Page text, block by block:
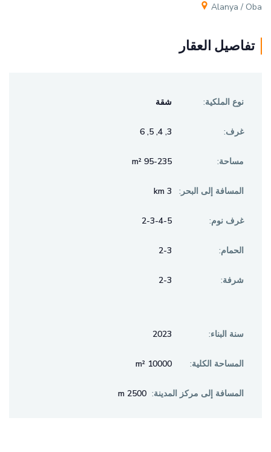
Alanya / Oba
تفاصيل العقار
نوع الملكية: شقة
غرف: 3, 4, 5, 6
مساحة: 95-235 m²
المسافة إلى البحر: 3 km
غرف نوم: 2-3-4-5
الحمام: 2-3
شرفة: 2-3
سنة البناء: 2023
المساحة الكلية: 10000 m²
المسافة إلى مركز المدينة: 2500 m